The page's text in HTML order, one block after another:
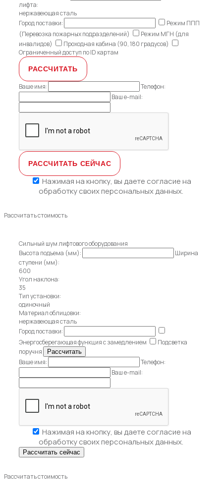
лифта:
нержавеющая сталь
Город поставки:
Режим ППП
(Перевозка пожарных подразделений)
Режим МГН (для
инвалидов)
Проходная кабина (90, 180 градусов)
Ограниченный доступ по ID картам
Ваше имя:
Телефон:
Ваш e-mail:
Нажимая на кнопку, вы даете согласие на
обработку своих персональных данных.
Рассчитать стоимость
Сильный шум лифтового оборудования
Высота подъема (мм):
Ширина
ступени (мм):
600
Угол наклона:
35
Тип установки:
одиночный
Материал облицовки:
нержавеющая сталь
Город поставки:
Энергосберегающая функция с замедлением
Подсветка
поручня
Ваше имя:
Телефон:
Ваш e-mail:
Нажимая на кнопку, вы даете согласие на
обработку своих персональных данных.
Рассчитать стоимость